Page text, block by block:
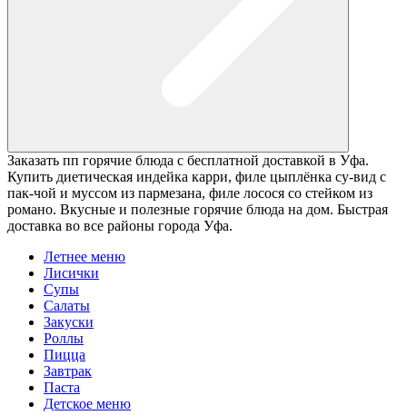
Заказать пп горячие блюда с бесплатной доставкой в Уфа.
Купить диетическая индейка карри, филе цыплёнка су-вид с
пак-чой и муссом из пармезана, филе лосося со стейком из
романо. Вкусные и полезные горячие блюда на дом. Быстрая
доставка во все районы города Уфа.
Летнее меню
Лисички
Супы
Салаты
Закуски
Роллы
Пицца
Завтрак
Паста
Детское меню